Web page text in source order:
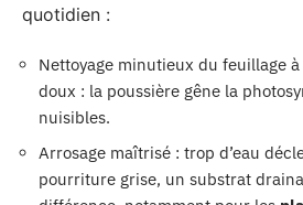
quotidien :
Nettoyage minutieux du feuillage à
doux : la poussière gêne la
nuisibles.
Arrosage maîtrisé : trop d’eau
pourriture grise, un substrat